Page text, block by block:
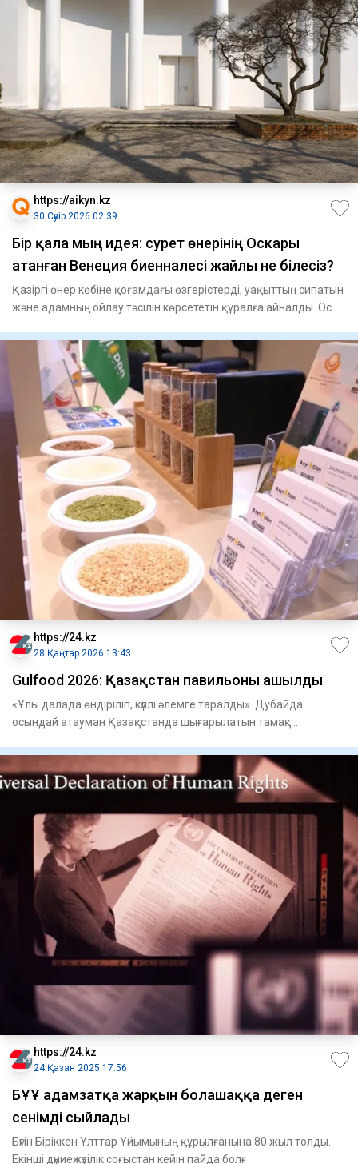
https://aikyn.kz
30 Сәуір 2026 02:39
Бір қала мың идея: сурет өнерінің Оскары
атанған Венеция биенналесі жайлы не білесіз?
Қазіргі өнер көбіне қоғамдағы өзгерістерді, уақыттың сипатын
және адамның ойлау тәсілін көрсететін құралға айналды. Ос
https://24.kz
28 Қаңтар 2026 13:43
Gulfood 2026: Қазақстан павильоны ашылды
«Ұлы далада өндіріліп, күллі әлемге таралды». Дубайда
осындай атауман Қазақстанда шығарылатын тамақ
https://24.kz
24 Қазан 2025 17:56
БҰҰ адамзатқа жарқын болашаққа деген
сенімді сыйлады
Бүгін Біріккен Ұлттар Ұйымының құрылғанына 80 жыл толды.
Екінші дүниежүзілік соғыстан кейін пайда болғ